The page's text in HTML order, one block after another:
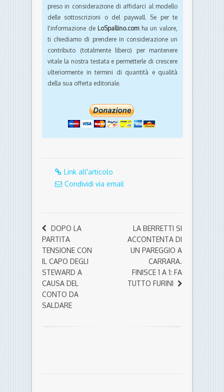
preso in considerazione di affidarci al modello
delle sottoscrizioni o del paywall. Se per te
l'informazione de LoSpallino.comha un valore,
ti chiediamo di prendere in considerazione un
contributo (totalmente libero) per mantenere
vitale la nostra testata e permetterle di crescere
ulteriormente in termini di quantità e qualità
della sua offerta editoriale.
Link all'articolo
Condividi via email
DOPO LA
PARTITA
TENSIONE CON
IL CAPO DEGLI
STEWARD A
CAUSA DEL
CONTO DA
SALDARE
LA BERRETTI SI
ACCONTENTA DI
UN PAREGGIO A
CARRARA.
FINISCE 1 A 1: FA
TUTTO FURINI